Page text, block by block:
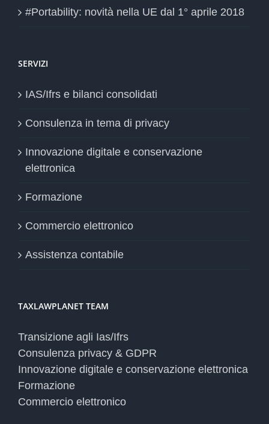
#Portability: novità nella UE dal 1° aprile 2018
SERVIZI
IAS/Ifrs e bilanci consolidati
Consulenza in tema di privacy
Innovazione digitale e conservazione
elettronica
Formazione
Commercio elettronico
Assistenza contabile
TAXLAWPLANET TEAM
Transizione agli Ias/Ifrs
Consulenza privacy & GDPR
Innovazione digitale e conservazione elettronica
Formazione
Commercio elettronico